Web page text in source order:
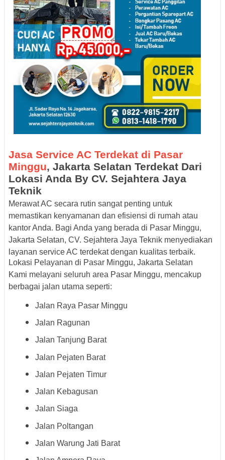
Jasa Service AC Terdekat di Pasar
Minggu, Jakarta Selatan Terdekat Dari
Lokasi Anda By CV. Sejahtera Jaya
Teknik
Merawat AC secara rutin sangat penting untuk
memastikan kenyamanan dan efisiensi di rumah atau
kantor Anda. Bagi Anda yang berada di Pasar Minggu,
Jakarta Selatan, CV. Sejahtera Jaya Teknik menyediakan
layanan service AC terdekat dengan kualitas terbaik.
Lokasi Pelayanan di Pasar Minggu, Jakarta Selatan
Kami melayani seluruh area Pasar Minggu, mencakup
berbagai jalan utama seperti:
Jalan Raya Pasar Minggu
Jalan Ragunan
Jalan Tanjung Barat
Jalan Pejaten Barat
Jalan Pejaten Timur
Jalan Kebagusan
Jalan Siaga
Jalan Poltangan
Jalan Warung Jati Barat